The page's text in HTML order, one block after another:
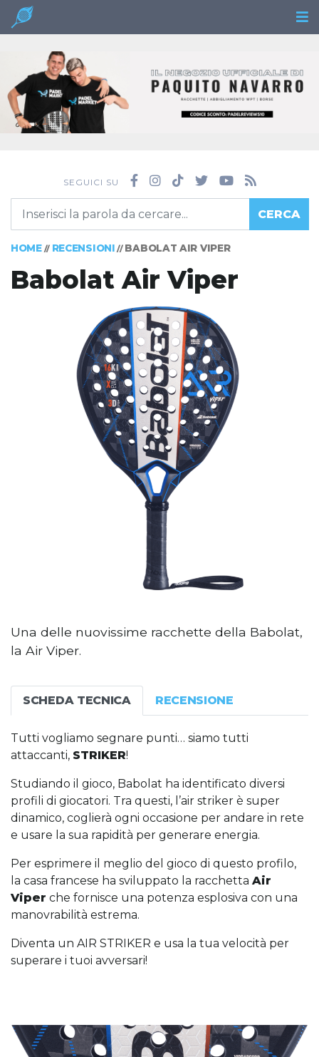
SEGUICI SU
CERCA
HOME// RECENSIONI // BABOLAT AIR VIPER
Babolat Air Viper
Una delle nuovissime racchette della Babolat,
la Air Viper.
SCHEDA TECNICA RECENSIONE
Tutti vogliamo segnare punti… siamo tutti
attaccanti, STRIKER!
Studiando il gioco, Babolat ha identificato diversi
profili di giocatori. Tra questi, l’air striker è super
dinamico, coglierà ogni occasione per andare in rete
e usare la sua rapidità per generare energia.
Per esprimere il meglio del gioco di questo profilo,
la casa francese ha sviluppato la racchetta Air
Viper che fornisce una potenza esplosiva con una
manovrabilità estrema.
Diventa un AIR STRIKER e usa la tua velocità per
superare i tuoi avversari!